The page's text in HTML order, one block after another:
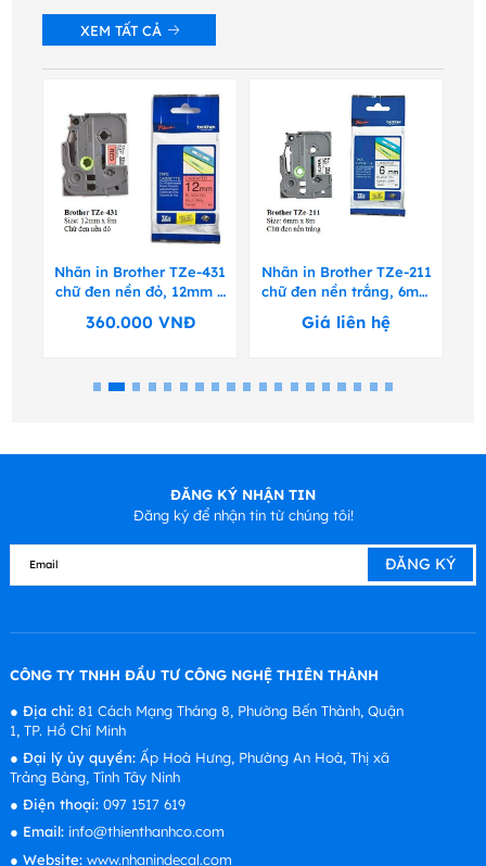
XEM TẤT CẢ
Nhãn in Brother TZe-431
chữ đen nền đỏ, 12mm x
360.000VNĐ
Nhãn in Brother TZe-211
chữ đen nền trắng, 6mm
Giá liên hệ
ĐĂNG KÝ NHẬN TIN
Đăng ký để nhận tin từ chúng tôi!
CÔNG TY TNHH ĐẦU TƯ CÔNG NGHỆ THIÊN THÀNH
● Địa chỉ:81 Cách Mạng Tháng 8, Phường Bến Thành, Quận
1, TP. Hồ Chí Minh
● Đại lý ủy quyền:Ấp Hoà Hưng, Phường An Hoà, Thị xã
Trảng Bàng, Tỉnh Tây Ninh
● Điện thoại: 097 1517 619
● Email: info@thienthanhco.com
● Website:www.nhanindecal.com